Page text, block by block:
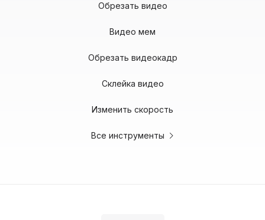
Обрезать видео
Видео мем
Обрезать видеокадр
Склейка видео
Изменить скорость
Все инструменты